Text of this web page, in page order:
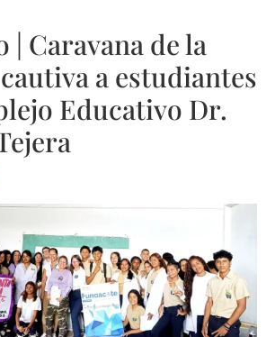
| Caravana de la
a estudiantes
Educativo Dr.